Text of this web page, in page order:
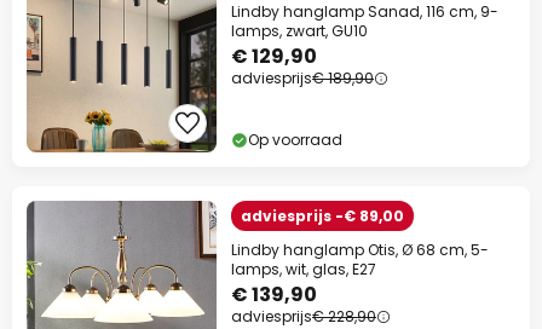
Lindby hanglamp Sanad, 116 cm, 9-
lamps, zwart, GU10
€ 129,90
adviesprijs€ 189,90
Op voorraad
adviesprijs -€ 89,00
Lindby hanglamp Otis, Ø 68 cm, 5-
lamps, wit, glas, E27
€ 139,90
adviesprijs€ 228,90